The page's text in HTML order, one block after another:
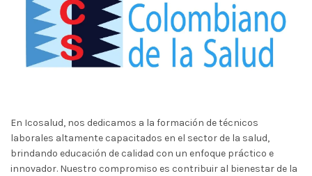
En Icosalud, nos dedicamos a la formación de técnicos
laborales altamente capacitados en el sector de la salud,
brindando educación de calidad con un enfoque práctico e
innovador. Nuestro compromiso es contribuir al bienestar de la